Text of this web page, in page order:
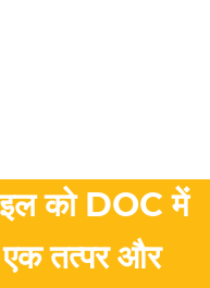
को DOC में
तत्पर और